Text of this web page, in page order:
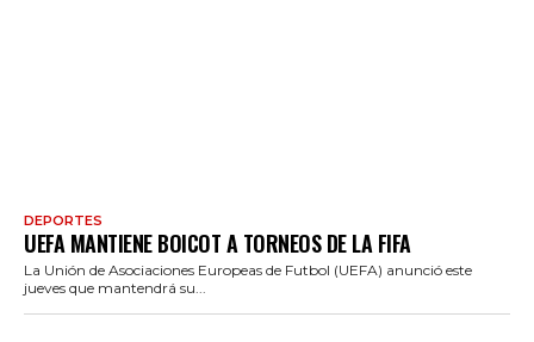
DEPORTES
UEFA MANTIENE BOICOT A TORNEOS DE LA FIFA
La Unión de Asociaciones Europeas de Futbol (UEFA) anunció este
jueves que mantendrá su...